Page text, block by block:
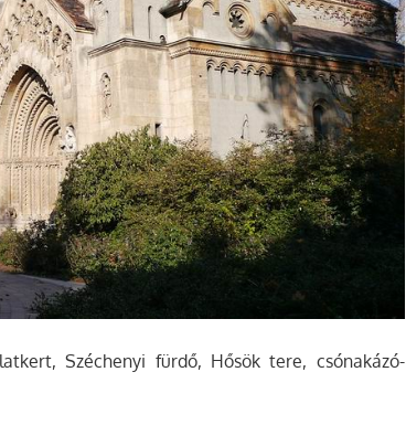
Széchenyi fürdő, Hősök tere, csónakázó-